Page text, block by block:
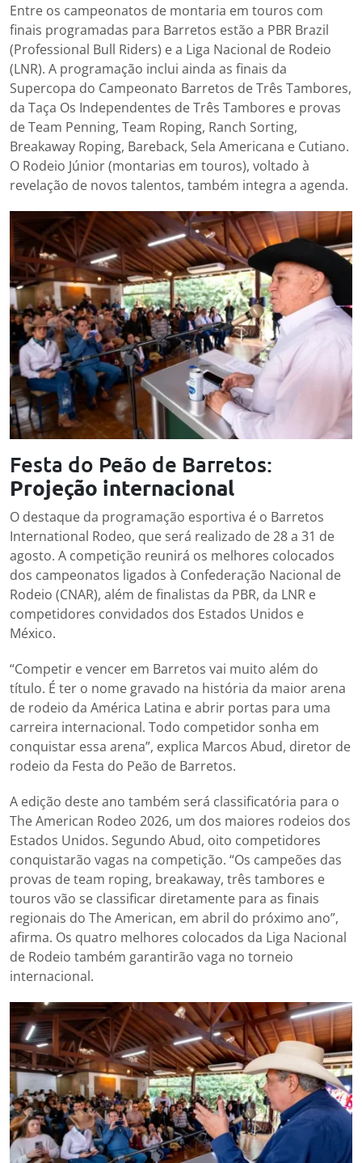
Entre os campeonatos de montaria em touros com
finais programadas para Barretos estão a PBR Brazil
(Professional Bull Riders) e a Liga Nacional de Rodeio
(LNR). A programação inclui ainda as finais da
Supercopa do Campeonato Barretos de Três Tambores,
da Taça Os Independentes de Três Tambores e provas
de Team Penning, Team Roping, Ranch Sorting,
Breakaway Roping, Bareback, Sela Americana e Cutiano.
O Rodeio Júnior (montarias em touros), voltado à
revelação de novos talentos, também integra a agenda.
Festa do Peão de Barretos:
Projeção internacional
O destaque da programação esportiva é o Barretos
International Rodeo, que será realizado de 28 a 31 de
agosto. A competição reunirá os melhores colocados
dos campeonatos ligados à Confederação Nacional de
Rodeio (CNAR), além de finalistas da PBR, da LNR e
competidores convidados dos Estados Unidos e
México.
“Competir e vencer em Barretos vai muito além do
título. É ter o nome gravado na história da maior arena
de rodeio da América Latina e abrir portas para uma
carreira internacional. Todo competidor sonha em
conquistar essa arena”, explica Marcos Abud, diretor de
rodeio da Festa do Peão de Barretos.
A edição deste ano também será classificatória para o
The American Rodeo 2026, um dos maiores rodeios dos
Estados Unidos. Segundo Abud, oito competidores
conquistarão vagas na competição. “Os campeões das
provas de team roping, breakaway, três tambores e
touros vão se classificar diretamente para as finais
regionais do The American, em abril do próximo ano”,
afirma. Os quatro melhores colocados da Liga Nacional
de Rodeio também garantirão vaga no torneio
internacional.